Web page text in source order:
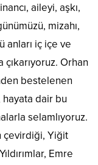
aileyi, aşkı,
mizahı,
anları iç içe ve
Orhan
bestelenen
dair bu
selamlıyoruz.
çevirdiği, Yiğit
Emre